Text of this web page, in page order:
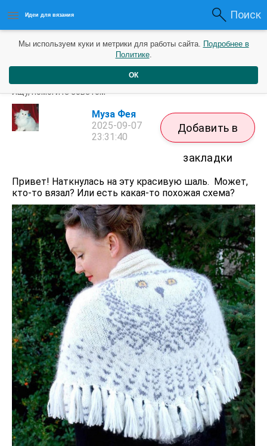
Идеи для вязания Поиск
Ищу, помогите советом
Муза Фея
2025-09-07
23:31:40
Добавить в
закладки
Привет! Наткнулась на эту красивую шаль. Может,
кто-то вязал? Или есть какая-то похожая схема?
Мы используем куки и метрики для работы сайта. Подробнее в
Политике.
ОК